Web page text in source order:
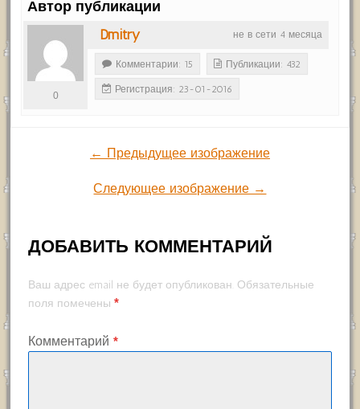
Автор публикации
не в сети 4 месяца
Dmitry
0
Комментарии: 15 Публикации: 432
Регистрация: 23-01-2016
← Предыдущее изображение
Следующее изображение →
ДОБАВИТЬ КОММЕНТАРИЙ
Ваш адрес email не будет опубликован. Обязательные
поля помечены *
Комментарий *